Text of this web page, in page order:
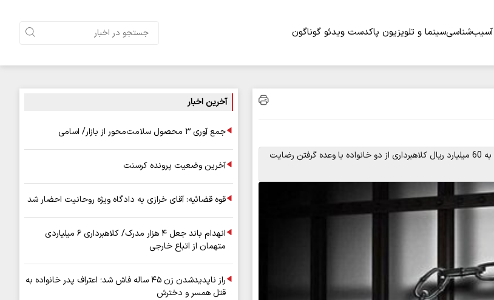
آسیب‌شناسیسینما و تلویزیون پاکدست ویدئو گوناگون
فرمانده انتظامی استان البرز گفت: شخصی که با جعل عنوان کارمند وزارت کشور اقدام به 60 میلیارد ریال کلاهبرداری از دو خانواده با وعده گرفتن رضایت
آخرین اخبار
جمع آوری ۳ محصول سلامت‌محور از بازار/ اسامی
آخرین وضعیت پرونده کرسنت
قوه قضائیه: آقای خرازی به دادگاه ویژه روحانیت احضار شد
انهدام باند جعل ۴ هزار مدرک/ کلاهبرداری ۶ میلیاردی
متهمان از اتباع خارجی
راز ناپدیدشدن زن ۴۵ ساله فاش شد؛ اعتراف پدر خانواده به
قتل همسر و دخترش